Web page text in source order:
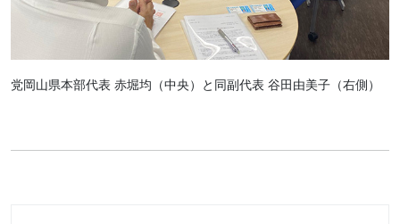
党岡山県本部代表 赤堀均（中央）と同副代表 谷田由美子（右側）